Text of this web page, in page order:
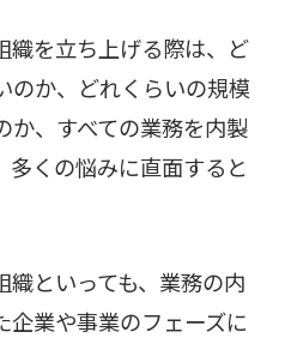
織を立ち上げる際は、ど
のか、どれくらいの規模
か、すべての業務を内製
多くの悩みに直面すると
といっても、業務の内
企業や事業のフェーズに